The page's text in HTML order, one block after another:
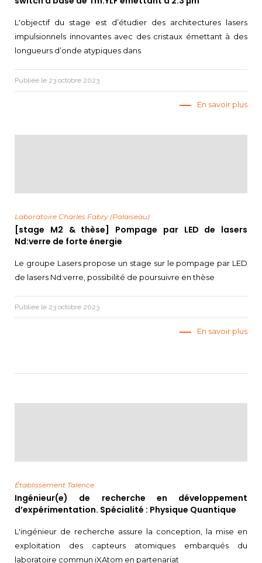
L'objectif du stage est d’étudier des architectures lasers
impulsionnels innovantes avec des cristaux émettant à des
longueurs d’onde atypiques dans
Publiée le 23 octobre 2023
En savoir plus
Laboratoire Charles Fabry (Palaiseau)
[stage M2 & thèse] Pompage par LED de lasers
Nd:verre de forte énergie
Le groupe Lasers propose un stage sur le pompage par LED
de lasers Nd:verre, possibilité de poursuivre en thèse
Publiée le 23 octobre 2023
En savoir plus
Établissement Talence
Ingénieur(e) de recherche en développement
d’expérimentation. Spécialité : Physique Quantique
L'ingénieur de recherche assure la conception, la mise en
exploitation des capteurs atomiques embarqués du
laboratoire commun iXAtom en partenariat